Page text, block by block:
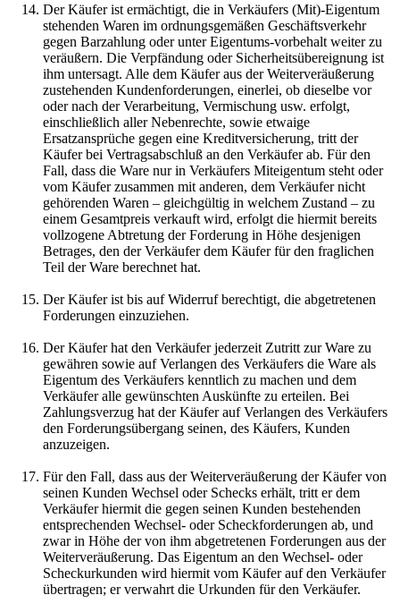
Der Käufer ist ermächtigt, die in Verkäufers (Mit)-Eigentum
stehenden Waren im ordnungsgemäßen Geschäftsverkehr
gegen Barzahlung oder unter Eigentums-vorbehalt weiter zu
veräußern. Die Verpfändung oder Sicherheitsübereignung ist
ihm untersagt. Alle dem Käufer aus der Weiterveräußerung
zustehenden Kundenforderungen, einerlei, ob dieselbe vor
oder nach der Verarbeitung, Vermischung usw. erfolgt,
einschließlich aller Nebenrechte, sowie etwaige
Ersatzansprüche gegen eine Kreditversicherung, tritt der
Käufer bei Vertragsabschluß an den Verkäufer ab. Für den
Fall, dass die Ware nur in Verkäufers Miteigentum steht oder
vom Käufer zusammen mit anderen, dem Verkäufer nicht
gehörenden Waren – gleichgültig in welchem Zustand – zu
einem Gesamtpreis verkauft wird, erfolgt die hiermit bereits
vollzogene Abtretung der Forderung in Höhe desjenigen
Betrages, den der Verkäufer dem Käufer für den fraglichen
Teil der Ware berechnet hat.
Der Käufer ist bis auf Widerruf berechtigt, die abgetretenen
Forderungen einzuziehen.
Der Käufer hat den Verkäufer jederzeit Zutritt zur Ware zu
gewähren sowie auf Verlangen des Verkäufers die Ware als
Eigentum des Verkäufers kenntlich zu machen und dem
Verkäufer alle gewünschten Auskünfte zu erteilen. Bei
Zahlungsverzug hat der Käufer auf Verlangen des Verkäufers
den Forderungsübergang seinen, des Käufers, Kunden
anzuzeigen.
Für den Fall, dass aus der Weiterveräußerung der Käufer von
seinen Kunden Wechsel oder Schecks erhält, tritt er dem
Verkäufer hiermit die gegen seinen Kunden bestehenden
entsprechenden Wechsel- oder Scheckforderungen ab, und
zwar in Höhe der von ihm abgetretenen Forderungen aus der
Weiterveräußerung. Das Eigentum an den Wechsel- oder
Scheckurkunden wird hiermit vom Käufer auf den Verkäufer
übertragen; er verwahrt die Urkunden für den Verkäufer.